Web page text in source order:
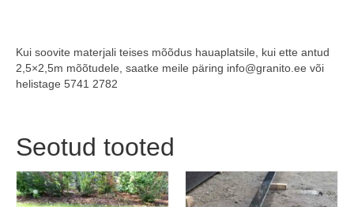
Kui soovite materjali teises mõõdus hauaplatsile, kui ette antud
2,5×2,5m mõõtudele, saatke meile päring info@granito.ee või
helistage 5741 2782
Seotud tooted